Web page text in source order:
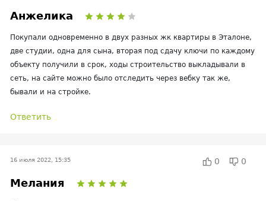
Анжелика
Покупали одновременно в двух разных жк квартиры в Эталоне,
две студии, одна для сына, вторая под сдачу ключи по каждому
объекту получили в срок, ходы строительство выкладывали в
сеть, на сайте можно было отследить через вебку так же,
бывали и на стройке.
Ответить
16 июля 2022, 15:35 0 0
Мелания